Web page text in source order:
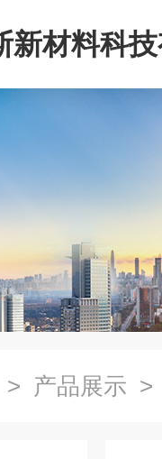
新材料科
> 产品展示